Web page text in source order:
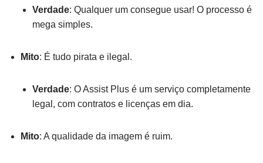
Verdade: Qualquer um consegue usar! O processo é
mega simples.
Mito: É tudo pirata e ilegal.
Verdade: O Assist Plus é um serviço completamente
legal, com contratos e licenças em dia.
Mito: A qualidade da imagem é ruim.